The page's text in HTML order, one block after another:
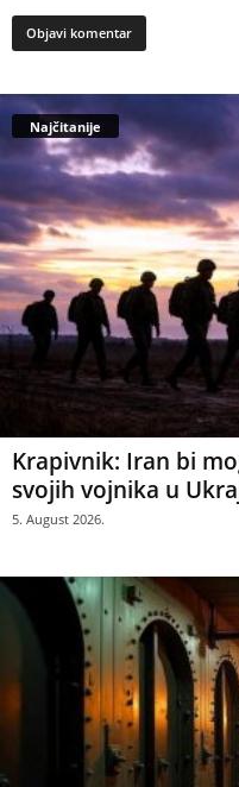
Najčitanije
Krapivnik: Iran bi
svojih vojnika u
5. August 2026.